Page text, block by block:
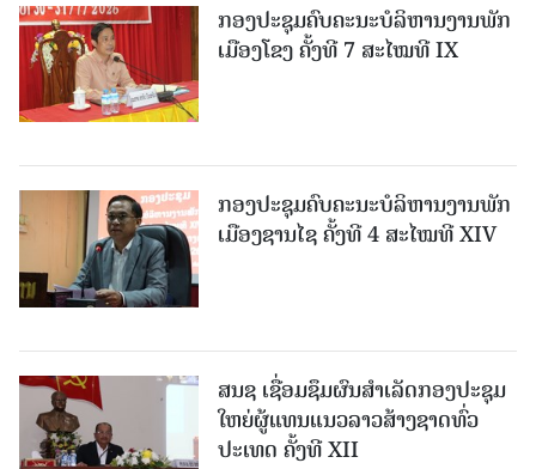
ກອງປະຊຸມຄົບຄະນະບໍລິຫານງານພັກ
ເມືອງໂຂງ ຄັ້ງທີ 7 ສະໄໝທີ IX
ກອງປະຊຸມຄົບຄະນະບໍລິຫານງານພັກ
ເມືອງຊານ​ໄຊ ຄັ້ງທີ 4 ສະໄໝທີ XIV
ສນຊ ເຊື່ອມຊຶມຜົນສໍາເລັດກອງປະຊຸມ
ໃຫຍ່ຜູ້ແທນແນວລາວສ້າງຊາດທົ່ວ
ປະເທດ ຄັ້ງທີ XII